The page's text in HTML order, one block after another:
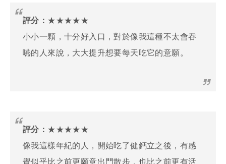
評分： ★★★★★
小小一顆，十分好入口，對於像我這種不太會吞
嚥的人來說，大大提升想要每天吃它的意願。
評分： ★★★★★
像我這樣年紀的人，開始吃了健鈣立之後，有感
覺似乎比之前更願意出門散步，也比之前更有活